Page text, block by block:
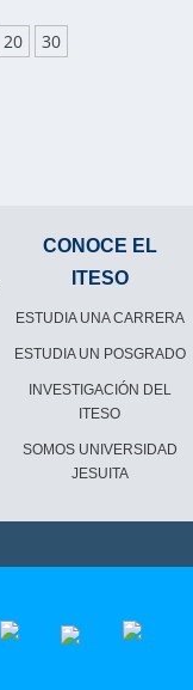
20
30
CONOCE EL
ITESO
ESTUDIA UNA CARRERA
ESTUDIA UN POSGRADO
INVESTIGACIÓN DEL
ITESO
SOMOS UNIVERSIDAD
JESUITA